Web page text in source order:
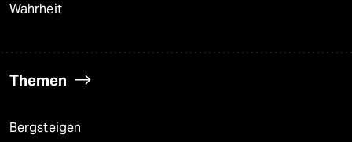
Wahrheit
Themen
Bergsteigen